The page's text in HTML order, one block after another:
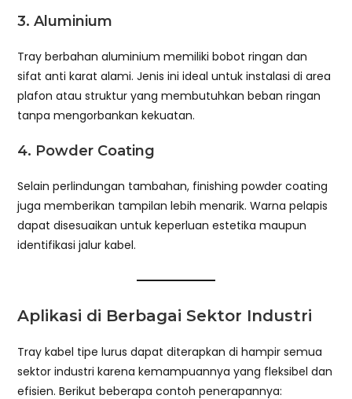
3. Aluminium
Tray berbahan aluminium memiliki bobot ringan dan
sifat anti karat alami. Jenis ini ideal untuk instalasi di area
plafon atau struktur yang membutuhkan beban ringan
tanpa mengorbankan kekuatan.
4. Powder Coating
Selain perlindungan tambahan, finishing powder coating
juga memberikan tampilan lebih menarik. Warna pelapis
dapat disesuaikan untuk keperluan estetika maupun
identifikasi jalur kabel.
Aplikasi di Berbagai Sektor Industri
Tray kabel tipe lurus dapat diterapkan di hampir semua
sektor industri karena kemampuannya yang fleksibel dan
efisien. Berikut beberapa contoh penerapannya: